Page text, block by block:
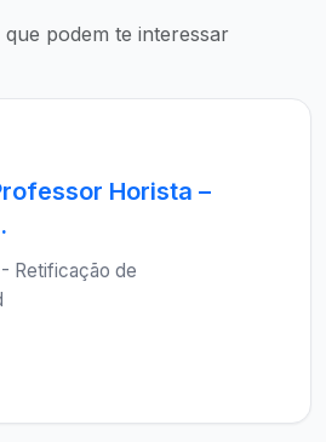
podem te interessar
Horista –
- Retificação de